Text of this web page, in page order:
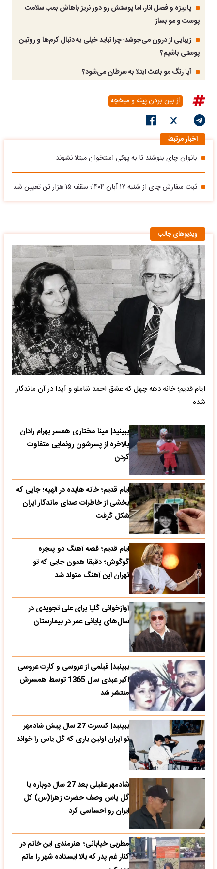
پاییزه و فصل انار، اما پوستش رو دور نریز باهاش بمب سلامت
پوست و مو بساز
زیبایی از درون می‌جوشد؛ چرا نباید خیلی به دنبال کرم‌ها و روتین
پوستی باشیم؟
آیا رنگ مو باعث ابتلا به سرطان می‌شود؟
از بین بردن پینه و میخچه
اخبار مرتبط
بانوان چای بنوشند تا به پوکی استخوان مبتلا نشوند
ثبت سفارش چای از شنبه ۱۷ آبان ۱۴۰۴؛ سقف ۱۵ هزار تن تعیین شد
ویدیوهای جالب
ایام قدیم؛ خانه دهه چهل که عشق احمد شاملو و آیدا در آن ماندگار
شده
ببینید| مینا مختاری همسر بهرام رادان
بالاخره از پسرشون رونمایی متفاوت
کردن
ایام قدیم؛ خانه هایده در الهیه؛ جایی که
بخشی از خاطرات صدای ماندگار ایران
شکل گرفت
ایام قدیم؛ قصه آهنگ دو پنجره
گوگوش؛ دقیقا همون جایی که تو
تهران این آهنگ متولد شد
آوازخوانی گلپا برای علی تجویدی در
سال‌های پایانی عمر در بیمارستان
ببینید| فیلمی از عروسی و کارت عروسی
اکبر عبدی سال 1365 توسط همسرش
منتشر شد
ببینید| کنسرت 27 سال پیش شادمهر
تو ایران اولین باری که گل یاس را خواند
شادمهر عقیلی بعد 27 سال دوباره با
گل یاس وصف حضرت زهرا(س) کل
ایران رو احساسی کرد
مطربی خیابانی؛ هنرمندی این خانم در
کنار غم پدر که بالا ایستاده شهر را ماتم